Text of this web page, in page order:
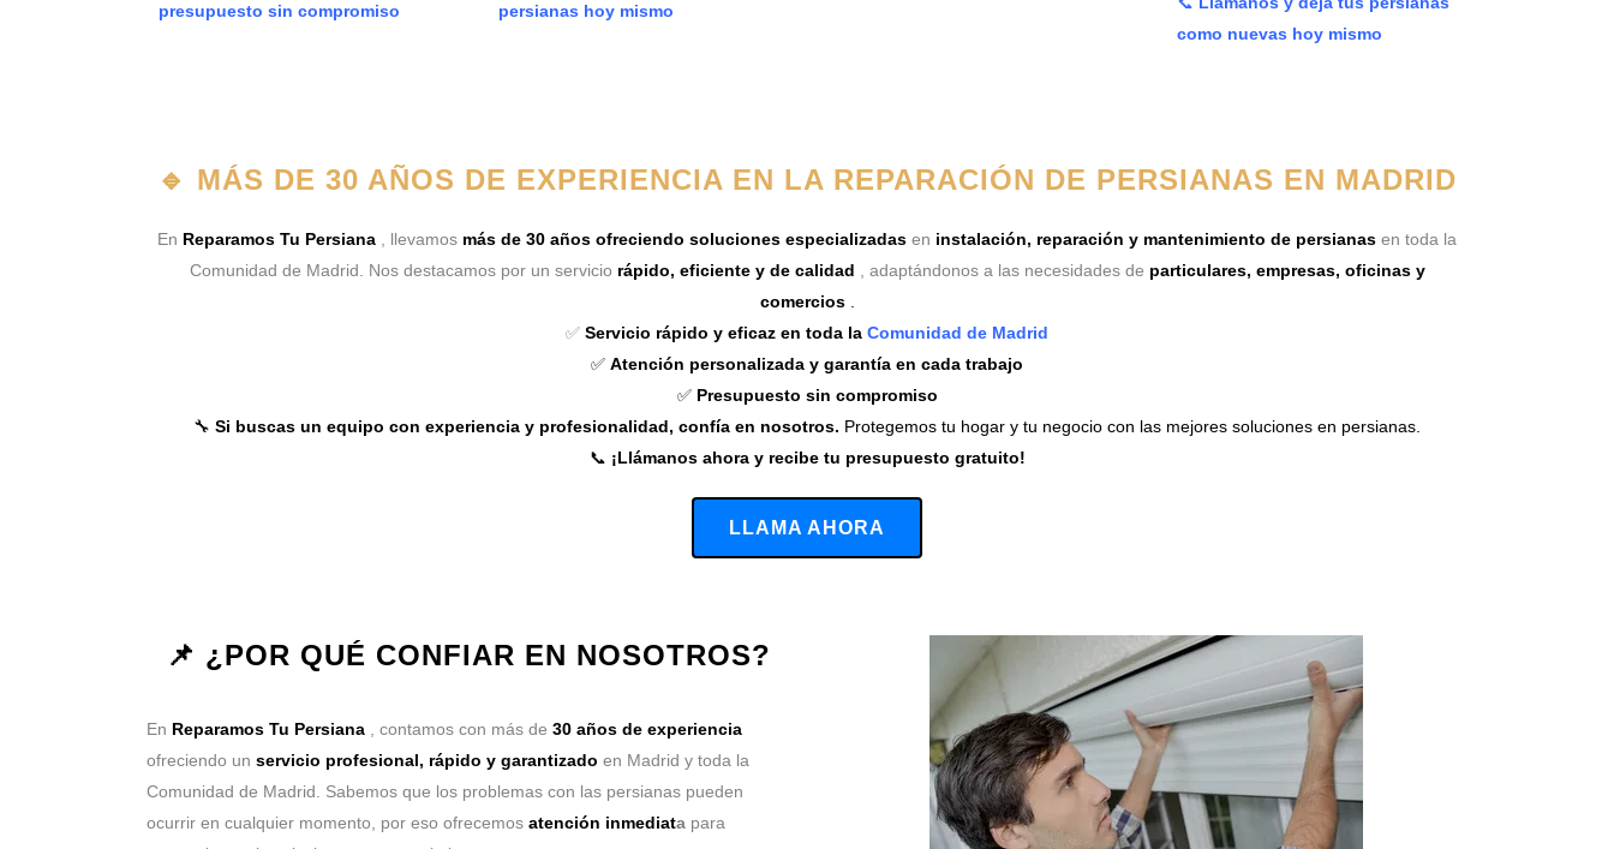
presupuesto sin compromiso
persianas hoy mismo
como nuevas hoy mismo
🔹 MÁS DE 30 AÑOS DE EXPERIENCIA EN LA REPARACIÓN DE PERSIANAS EN MADRID
En Reparamos Tu Persiana , llevamos más de 30 años ofreciendo soluciones especializadas en instalación, reparación y mantenimiento de persianas en toda la
Comunidad de Madrid. Nos destacamos por un servicio rápido, eficiente y de calidad , adaptándonos a las necesidades de particulares, empresas, oficinas y
comercios.
✅ Servicio rápido y eficaz en toda la Comunidad de Madrid
✅ Atención personalizada y garantía en cada trabajo
✅ Presupuesto sin compromiso
🔧 Si buscas un equipo con experiencia y profesionalidad, confía en nosotros. Protegemos tu hogar y tu negocio con las mejores soluciones en persianas.
📞 ¡Llámanos ahora y recibe tu presupuesto gratuito!
LLAMA AHORA
📌 ¿POR QUÉ CONFIAR EN NOSOTROS?
En Reparamos Tu Persiana , contamos con más de 30 años de experiencia
ofreciendo un servicio profesional, rápido y garantizado en Madrid y toda la
Comunidad de Madrid. Sabemos que los problemas con las persianas pueden
ocurrir en cualquier momento, por eso ofrecemos atención inmediata para